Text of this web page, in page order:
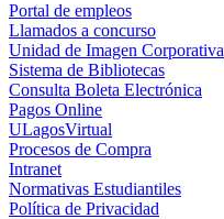
Portal de empleos
Llamados a concurso
Unidad de Imagen Corporativa
Sistema de Bibliotecas
Consulta Boleta Electrónica
Pagos Online
ULagosVirtual
Procesos de Compra
Intranet
Normativas Estudiantiles
Política de Privacidad